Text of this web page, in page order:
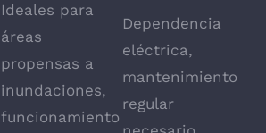
Ideales para
áreas
propensas a
inundaciones,
funcionamiento
Dependencia
eléctrica,
mantenimiento
regular